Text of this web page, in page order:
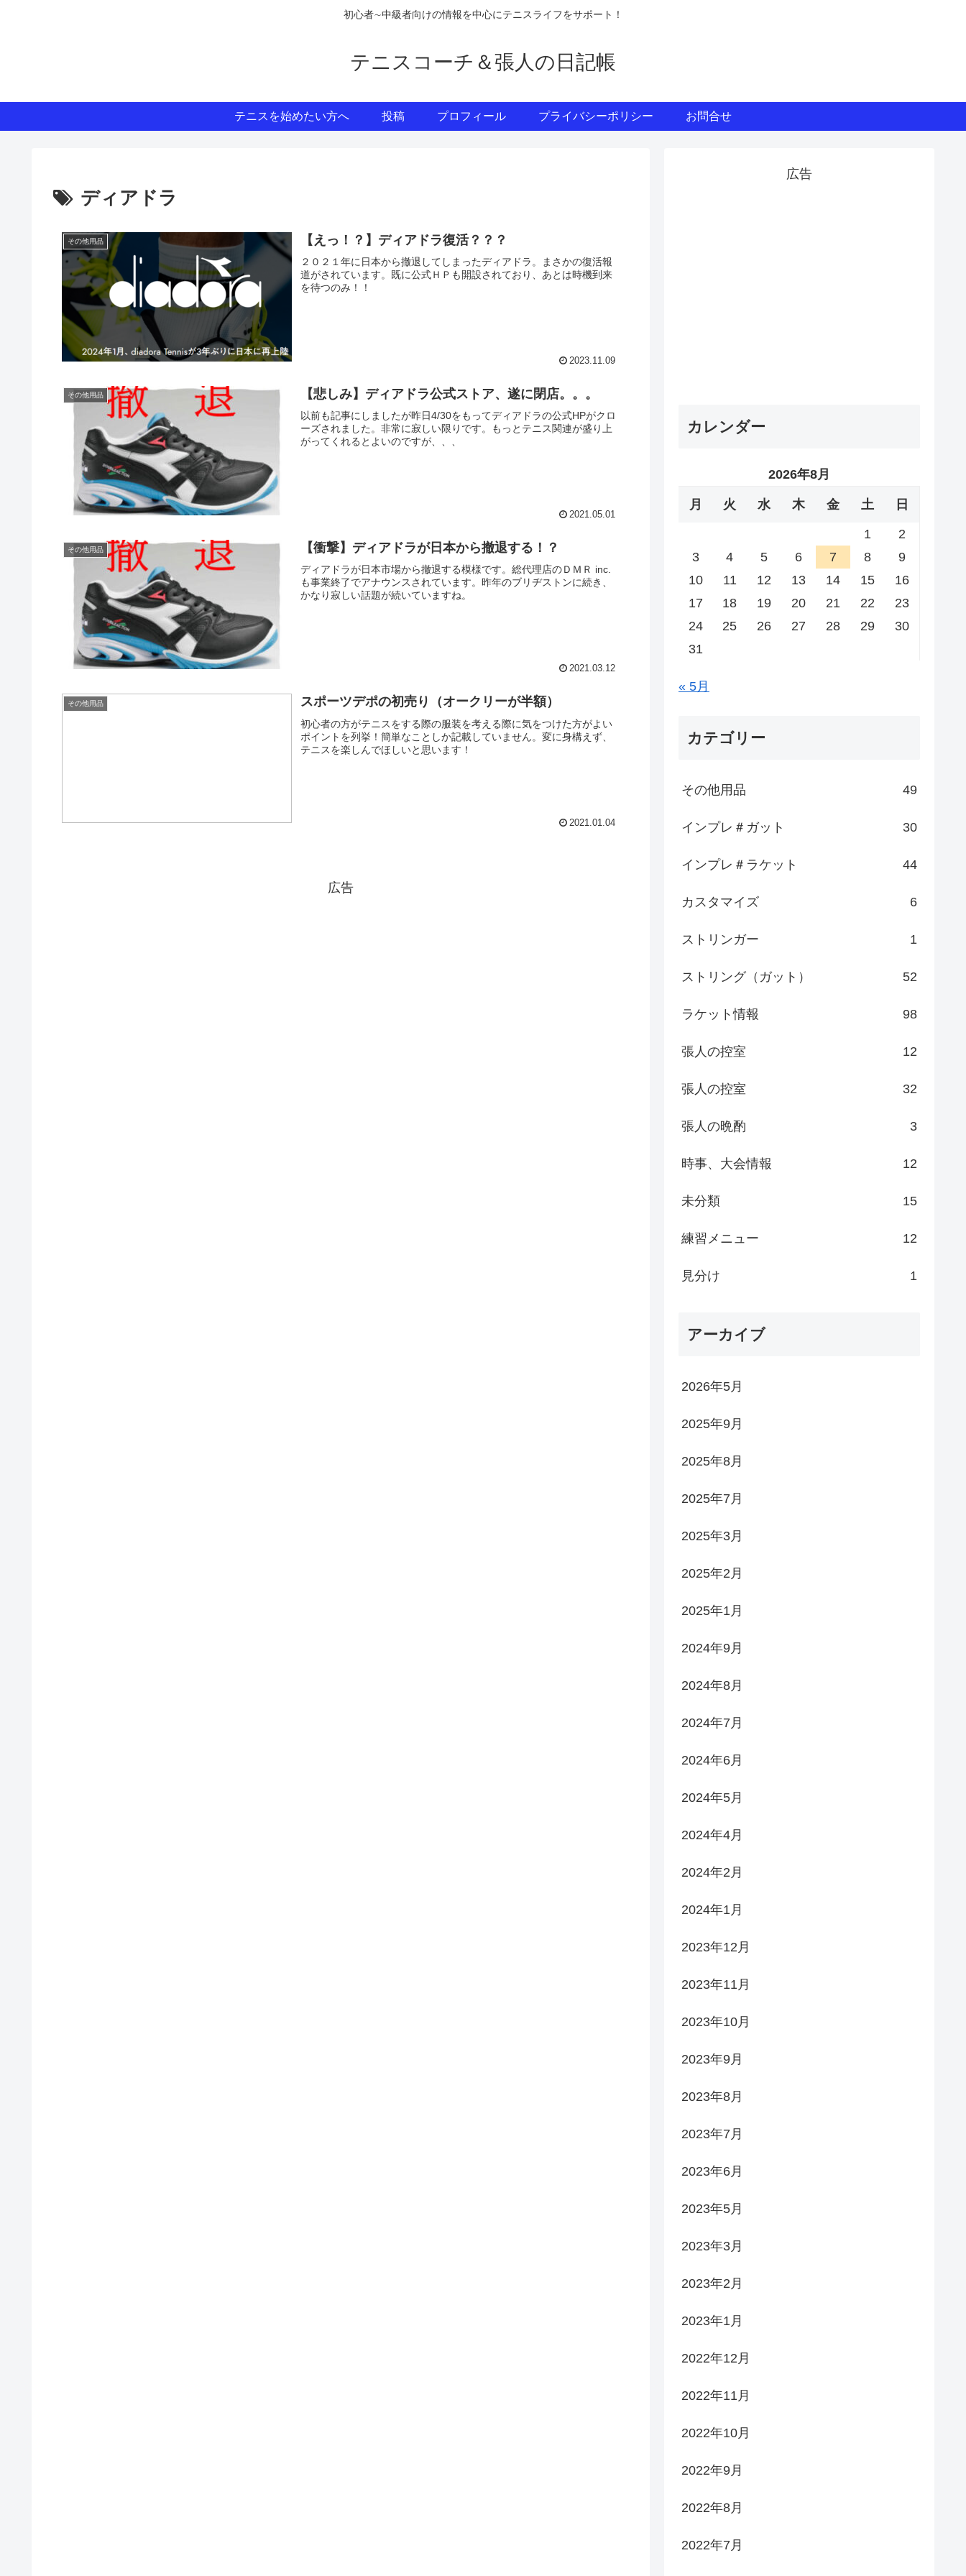
初心者∼中級者向けの情報を中心にテニスライフをサポート！
テニスコーチ＆張人の日記帳
テニスを始めたい方へ 投稿 プロフィール プライバシーポリシー お問合せ
ディアドラ
その他用品 【えっ！？】ディアドラ復活？？？
２０２１年に日本から撤退してしまったディアドラ。まさかの復活報
道がされています。既に公式ＨＰも開設されており、あとは時機到来
を待つのみ！！
2023.11.09
その他用品 【悲しみ】ディアドラ公式ストア、遂に閉店。。。
以前も記事にしましたが昨日4/30をもってディアドラの公式HPがクロ
ーズされました。非常に寂しい限りです。もっとテニス関連が盛り上
がってくれるとよいのですが、、、
2021.05.01
その他用品 【衝撃】ディアドラが日本から撤退する！？
ディアドラが日本市場から撤退する模様です。総代理店のＤＭＲ inc.
も事業終了でアナウンスされています。昨年のブリヂストンに続き、
かなり寂しい話題が続いていますね。
2021.03.12
その他用品 スポーツデポの初売り（オークリーが半額）
初心者の方がテニスをする際の服装を考える際に気をつけた方がよい
ポイントを列挙！簡単なことしか記載していません。変に身構えず、
テニスを楽しんでほしいと思います！
2021.01.04
広告
広告
カレンダー
2026年8月
月 火 水 木 金 土 日
1
2
3
4 5 6 7 8
9
10
11 12 13 14 15
16
17
18 19 20 21 22
23
24
25 26 27 28 29
30
31
« 5月
カテゴリー
その他用品 49
インプレ＃ガット 30
インプレ＃ラケット 44
カスタマイズ 6
ストリンガー 1
ストリング（ガット） 52
ラケット情報 98
張人の控室 12
張人の控室 32
張人の晩酌 3
時事、大会情報 12
未分類 15
練習メニュー 12
見分け 1
アーカイブ
2026年5月
2025年9月
2025年8月
2025年7月
2025年3月
2025年2月
2025年1月
2024年9月
2024年8月
2024年7月
2024年6月
2024年5月
2024年4月
2024年2月
2024年1月
2023年12月
2023年11月
2023年10月
2023年9月
2023年8月
2023年7月
2023年6月
2023年5月
2023年3月
2023年2月
2023年1月
2022年12月
2022年11月
2022年10月
2022年9月
2022年8月
2022年7月